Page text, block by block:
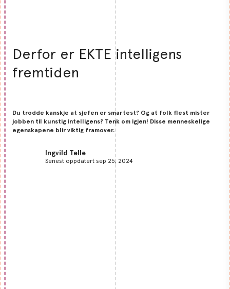
Derfor er EKTE intelligens
fremtiden
Du trodde kanskje at sjefen er smartest? Og at folk flest mister
jobben til kunstig intelligens? Tenk om igjen! Disse menneskelige
egenskapene blir viktig framover.
Ingvild Telle
Senest oppdatert sep 25, 2024